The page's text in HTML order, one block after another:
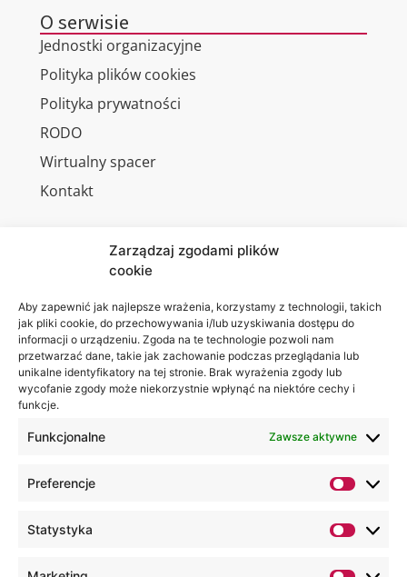
Zarządzaj zgodami plików
cookie
Aby zapewnić jak najlepsze wrażenia, korzystamy z technologii, takich
jak pliki cookie, do przechowywania i/lub uzyskiwania dostępu do
informacji o urządzeniu. Zgoda na te technologie pozwoli nam
przetwarzać dane, takie jak zachowanie podczas przeglądania lub
unikalne identyfikatory na tej stronie. Brak wyrażenia zgody lub
wycofanie zgody może niekorzystnie wpłynąć na niektóre cechy i
funkcje.
Funkcjonalne Zawsze aktywne
Preferencje
Statystyka
O serwisie
Jednostki organizacyjne
Polityka plików cookies
Polityka prywatności
RODO
Wirtualny spacer
Kontakt
Akademia
WSEI
ul.
Projektowa
4